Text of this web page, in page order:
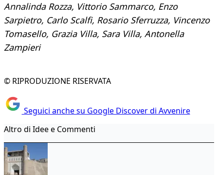
Annalinda Rozza, Vittorio Sammarco, Enzo
Sarpietro, Carlo Scalfi, Rosario Sferruzza, Vincenzo
Tomasello, Grazia Villa, Sara Villa, Antonella
Zampieri
© RIPRODUZIONE RISERVATA
Seguici anche su Google Discover di Avvenire
Altro di Idee e Commenti